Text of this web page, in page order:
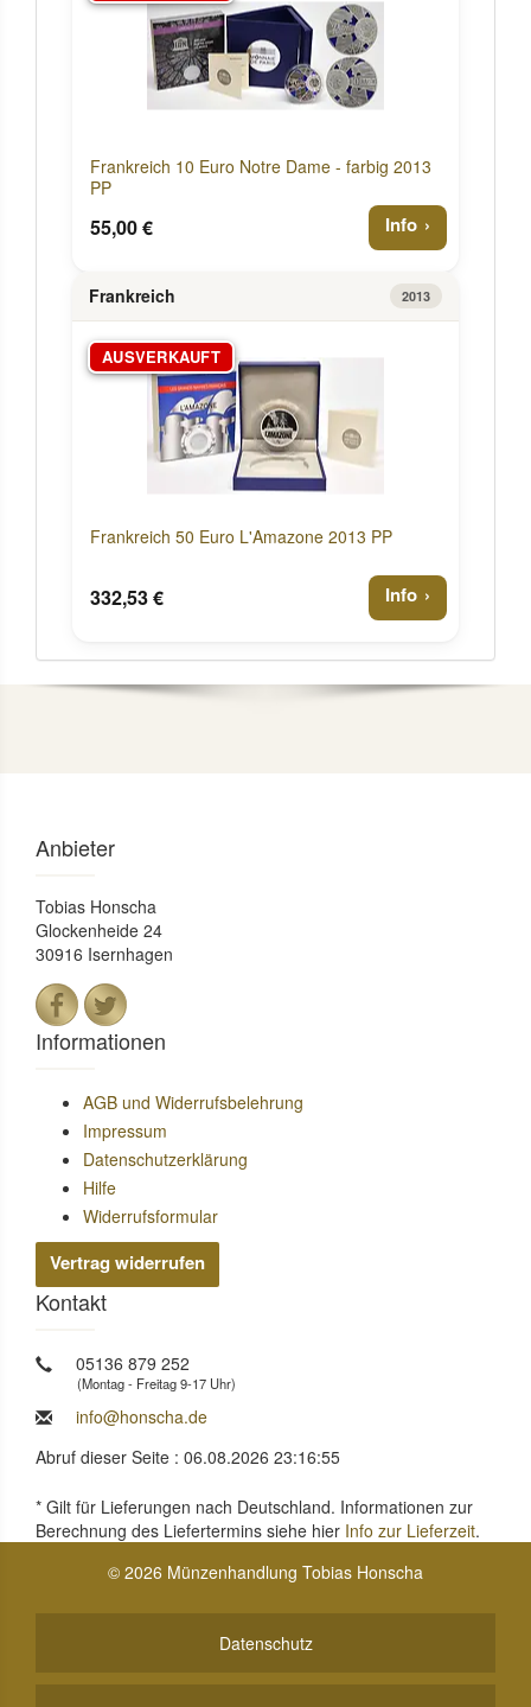
Frankreich 10 Euro Notre Dame - farbig 2013
PP
55,00 € Info
Frankreich 2013
AUSVERKAUFT
Frankreich 50 Euro L'Amazone 2013 PP
332,53 € Info
Anbieter
Tobias Honscha
Glockenheide 24
30916 Isernhagen
Informationen
AGB und Widerrufsbelehrung
Impressum
Datenschutzerklärung
Hilfe
Widerrufsformular
Vertrag widerrufen
Kontakt
05136 879 252
(Montag - Freitag 9-17 Uhr)
info@honscha.de
Abruf dieser Seite : 06.08.2026 23:16:55
* Gilt für Lieferungen nach Deutschland. Informationen zur
Berechnung des Liefertermins siehe hier Info zur Lieferzeit.
© 2026 Münzenhandlung Tobias Honscha
Datenschutz